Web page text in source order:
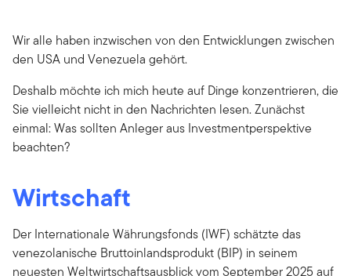
Wir alle haben inzwischen von den Entwicklungen zwischen
den USA und Venezuela gehört.
Deshalb möchte ich mich heute auf Dinge konzentrieren, die
Sie vielleicht nicht in den Nachrichten lesen. Zunächst
einmal: Was sollten Anleger aus Investmentperspektive
beachten?
Wirtschaft
Der Internationale Währungsfonds (IWF) schätzte das
venezolanische Bruttoinlandsprodukt (BIP) in seinem
neuesten Weltwirtschaftsausblick vom September 2025 auf